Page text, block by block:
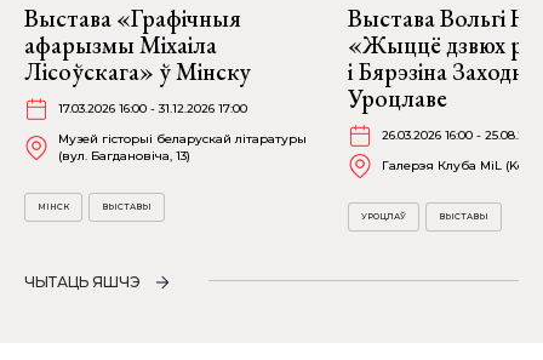
Выстава «Графічныя
афарызмы Міхаіла
Лісоўскага» ў Мінску
17.03.2026 16:00 - 31.12.2026 17:00
Музей гісторыі беларускай літаратуры
(вул. Багдановіча, 13)
МІНСК ВЫСТАВЫ
Выстава Вольгі
«Жыццё дзвюх
і Бярэзіна
Уроцлаве
26.03.2026 16:00 -
Галерэя Клуба MiL
УРОЦЛАЎ ВЫСТАВЫ
ЧЫТАЦЬ ЯШЧЭ